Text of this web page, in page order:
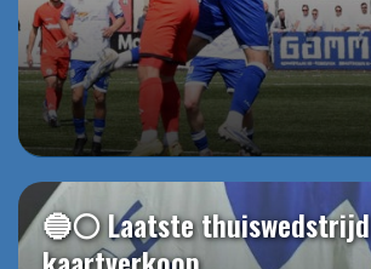
🔵⚪️ Laatste thuiswedstrijd